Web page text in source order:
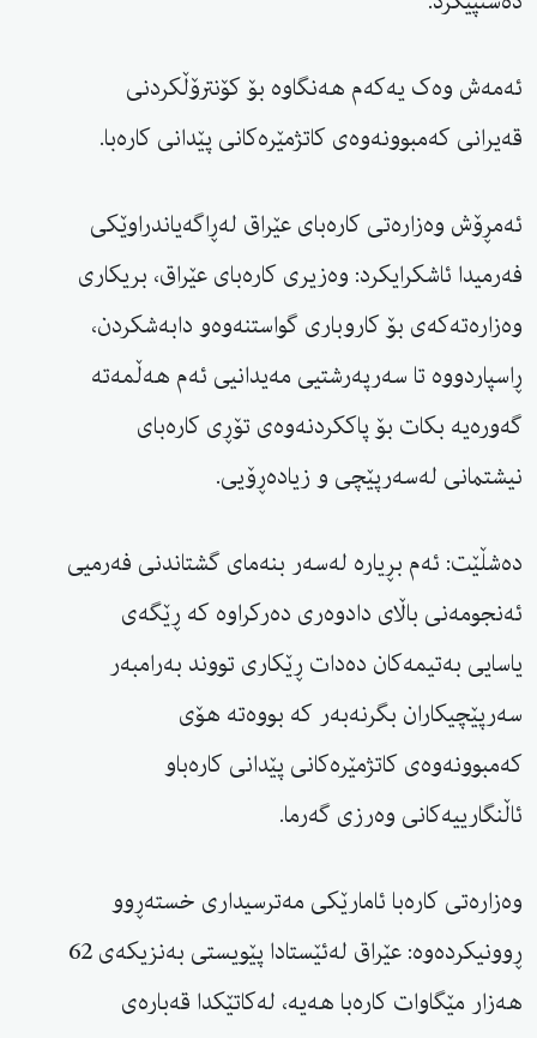
ئەمەش وەک یەکەم هەنگاوە بۆ کۆنترۆڵکردنی
قەیرانی کەمبوونەوەی کاتژمێرەکانی پێدانی کارەبا.
ئەمڕۆش وەزارەتی کارەبای عێراق لەڕاگەیاندراوێكی
فەرمیدا ئاشکرایکرد: وەزیری کارەبای عێراق، بریکاری
وەزارەتەکەی بۆ کاروباری گواستنەوەو دابەشکردن،
ڕاسپاردووە تا سەرپەرشتیی مەیدانیی ئەم هەڵمەتە
گەورەیە بکات بۆ پاککردنەوەی تۆڕی کارەبای
نیشتمانی لەسەرپێچی و زیادەڕۆیی.
دەشڵێت: ئەم بڕیارە لەسەر بنەمای گشتاندنی فەرمیی
ئەنجومەنی باڵای دادوەری دەرکراوە کە ڕێگەی
یاسایی بەتیمەکان دەدات ڕێکاری تووند بەرامبەر
سەرپێچیکاران بگرنەبەر کە بووەتە هۆی
کەمبوونەوەی کاتژمێرەکانی پێدانی کارەباو
ئاڵنگارییەکانی وەرزی گەرما.
وەزارەتی کارەبا ئامارێکی مەترسیداری خستەڕوو
ڕوونیکردەوە: عێراق لەئێستادا پێویستی بەنزیکەی 62
هەزار مێگاوات کارەبا هەیە، لەکاتێکدا قەبارەی